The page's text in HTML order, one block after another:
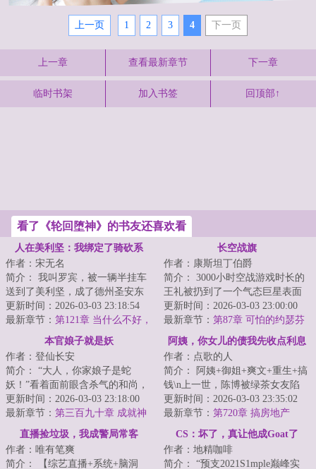
上一页 1 2 3 4 下一页
上一章 查看最新章节 下一章
临时书架 加入书签 回顶部↑
看了《轮回堕神》的书友还喜欢看
人在美利坚：我绑定了骑砍系
作者：宋无名
简介： 我叫罗宾，被一辆半挂车
送到了美利坚，成了德州圣安东
尼奥警局下的一名实习警员，还
被绑定...
更新时间：2026-03-03 23:18:54
最新章节： 第121章 当什么不好，
他妈当舔狗？
长空战旗
作者：康斯坦丁伯爵
简介： 3000小时空战游戏时长的
王礼被扔到了一个气态巨星表面
的世界，这是个所有人都生活在
飞...
更新时间：2026-03-03 23:00:00
最新章节： 第87章 可怕的约瑟芬
（求月票）
本官娘子就是妖
作者：登仙长安
简介： “大人，你家娘子是蛇
妖！”看着面前眼含杀气的和尚，
许仙面不改色地下达两个命令，
妖僧诽...
更新时间：2026-03-03 23:18:00
最新章节： 第三百九十章 成就神
仙，普贤破防
阿姨，你女儿的债我先收点利息
作者：点歌的人
简介： 阿姨+御姐+爽文+重生+搞
钱\n上一世，陈博被绿茶女友陷
害，以强奸犯罪名锒铛入狱。<...
更新时间：2026-03-03 23:35:02
最新章节： 第720章 搞房地产
直播捡垃圾，我成警局常客
作者：唯有笔爽
简介： 【综艺直播+系统+脑洞
CS：坏了，真让他成Goat了
作者：地精咖啡
简介： “预支2021S1mple巅峰实